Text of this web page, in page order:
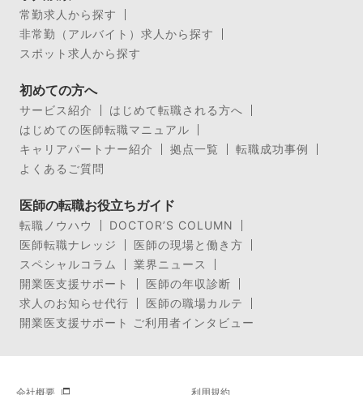
常勤求人から探す
非常勤（アルバイト）求人から探す
スポット求人から探す
初めての方へ
サービス紹介
はじめて転職される方へ
はじめての医師転職マニュアル
キャリアパートナー紹介
拠点一覧
転職成功事例
よくあるご質問
医師の転職お役立ちガイド
転職ノウハウ
DOCTOR’S COLUMN
医師転職ナレッジ
医師の現場と働き方
スペシャルコラム
業界ニュース
開業医支援サポート
医師の年収診断
求人のお知らせ代行
医師の職場カルテ
開業医支援サポート ご利用者インタビュー
会社概要 利用規約